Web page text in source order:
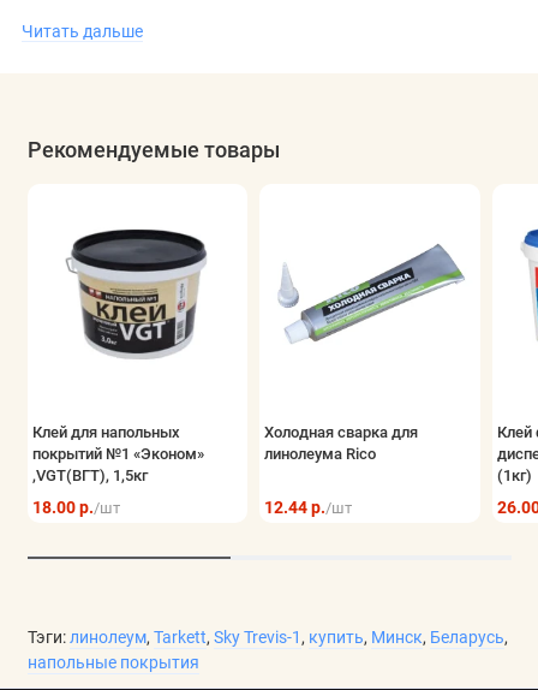
Линолеум Tarkett Sky Trevis-1 можно использовать в
добавляет комфорта в холодные дни. Для тех, кто ищет
Читать дальше
Рекомендуемые товары
Клей для напольных
покрытий №1 «Эконом»
,VGT(ВГТ), 1,5кг
18.00 р./шт
Холодная сварка для
линолеума Rico
12.44 р./шт
Клей
(1кг)
Тэги:линолеум, Tarkett, Sky Trevis-1, купить, Минск, Беларусь,
напольные покрытия